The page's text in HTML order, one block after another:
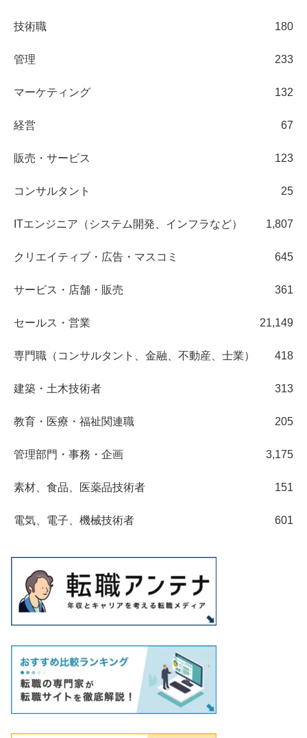
技術職 180
管理 233
マーケティング 132
経営 67
販売・サービス 123
コンサルタント 25
ITエンジニア（システム開発、インフラなど） 1,807
クリエイティブ・広告・マスコミ 645
サービス・店舗・販売 361
セールス・営業 21,149
専門職（コンサルタント、金融、不動産、士業） 418
建築・土木技術者 313
教育・医療・福祉関連職 205
管理部門・事務・企画 3,175
素材、食品、医薬品技術者 151
電気、電子、機械技術者 601